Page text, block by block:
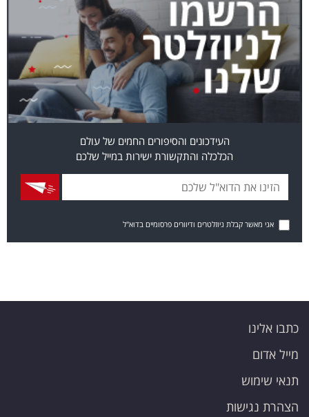
העידכונים והסיפורים החמים של עולם
הכלכלה והתקשורת ישירות במייל שלכם
אני מאשר קבלת ניוזלטרים ודיוורים פרסומיים בדוא"ל
כתבו אלינו
מייל אדום
תנאי שימוש
הצהרת נגישות